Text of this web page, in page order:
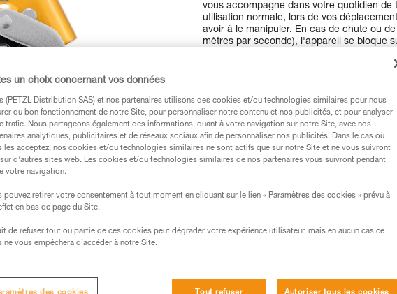
vous accompagne dans votre quotidien
utilisation normale, lors de vos
avoir à le manipuler. En cas de chute ou
mètres par seconde), l'appareil se bloque
intégrée vous permet d’immobiliser
de connexion facilite le passage des
Trouvez un revendeur
techniques
un choix concernant vos données
(PETZL Distribution SAS) et nos partenaires utilisons des cookies et/ou technologies similaires pour nous
du bon fonctionnement de notre Site, pour personnaliser notre contenu et nos publicités, et pour analyser
trafic. Nous partageons également des informations, quant à votre navigation sur notre Site, avec nos
analytiques, publicitaires et de réseaux sociaux afin de personnaliser nos publicités. Dans le cas où
les acceptez, nos cookies et/ou technologies similaires ne sont actifs que sur notre Site et ne vous suivront
d’autres sites web. Les cookies et/ou technologies similaires de nos partenaires vous suivront pendant
votre navigation.
pouvez retirer votre consentement à tout moment en cliquant sur le lien « Paramètres des cookies » prévu à
en bas de page du Site.
de refuser tout ou partie de ces cookies peut dégrader votre expérience utilisateur, mais en aucun cas ce
ne vous empêchera d’accéder à notre Site.